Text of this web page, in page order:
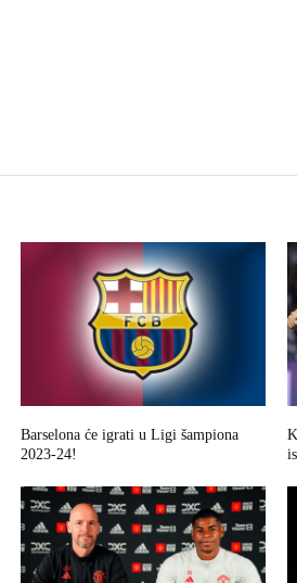
Barselona će igrati u Ligi šampiona
2023-24!